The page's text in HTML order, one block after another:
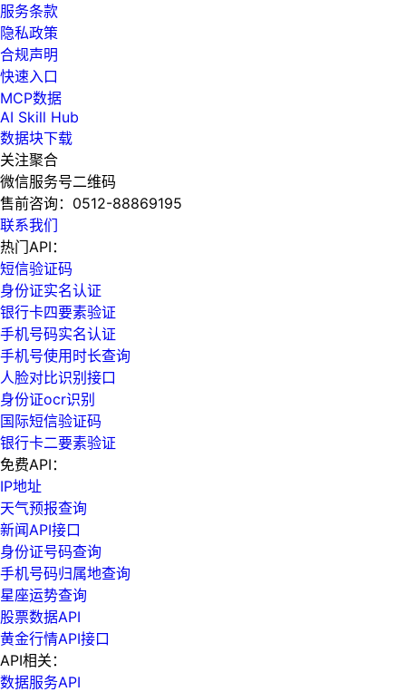
服务条款
隐私政策
合规声明
快速入口
MCP数据
AI Skill Hub
数据块下载
关注聚合
微信服务号二维码
售前咨询： 0512-88869195
联系我们
热门API：
短信验证码
身份证实名认证
银行卡四要素验证
手机号码实名认证
手机号使用时长查询
人脸对比识别接口
身份证ocr识别
国际短信验证码
银行卡二要素验证
免费API：
IP地址
天气预报查询
新闻API接口
身份证号码查询
手机号码归属地查询
星座运势查询
股票数据API
黄金行情API接口
API相关：
数据服务API